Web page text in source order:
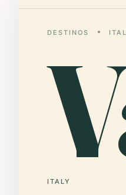
DESTINOS
ITALY